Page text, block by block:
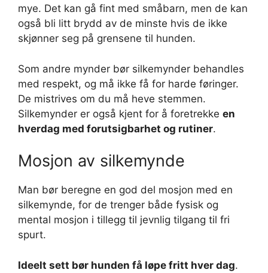
mye. Det kan gå fint med småbarn, men de kan
også bli litt brydd av de minste hvis de ikke
skjønner seg på grensene til hunden.
Som andre mynder bør silkemynder behandles
med respekt, og må ikke få for harde føringer.
De mistrives om du må heve stemmen.
Silkemynder er også kjent for å foretrekke en
hverdag med forutsigbarhet og rutiner.
Mosjon av silkemynde
Man bør beregne en god del mosjon med en
silkemynde, for de trenger både fysisk og
mental mosjon i tillegg til jevnlig tilgang til fri
spurt.
Ideelt sett bør hunden få løpe fritt hver dag.